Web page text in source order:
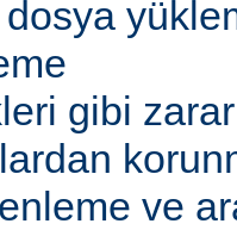
gibi
ve